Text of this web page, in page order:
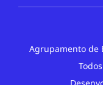
Agrupamento de